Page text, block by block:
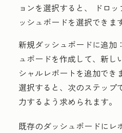
ョンを選択すると、
ドロ
ッシュボードを選択できま
新規ダッシュボードに追加：
ュボードを作成して、新し
シャルレポートを追加でき
選択すると、次のステップ
力するよう求められます。
既存のダッシュボードにレ